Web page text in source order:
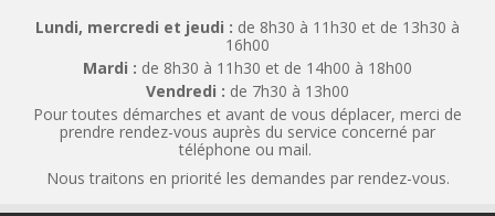
Lundi, mercredi et jeudi : de 8h30 à 11h30 et de 13h30 à
16h00
Mardi : de 8h30 à 11h30 et de 14h00 à 18h00
Vendredi : de 7h30 à 13h00
Pour toutes démarches et avant de vous déplacer, merci de
prendre rendez-vous auprès du service concerné par
téléphone ou mail.
Nous traitons en priorité les demandes par rendez-vous.